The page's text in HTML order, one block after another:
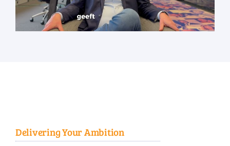
Delivering Your Ambition